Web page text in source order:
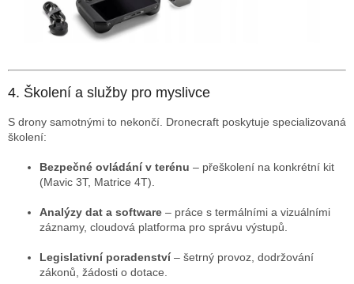
4. Školení a služby pro myslivce
S drony samotnými to nekončí. Dronecraft poskytuje specializovaná
školení:
Bezpečné ovládání v terénu – přeškolení na konkrétní kit
(Mavic 3T, Matrice 4T).
Analýzy dat a software – práce s termálními a vizuálními
záznamy, cloudová platforma pro správu výstupů.
Legislativní poradenství– šetrný provoz, dodržování
zákonů, žádosti o dotace.